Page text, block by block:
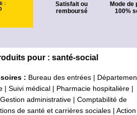
:
Satisfait ou
remboursé
Mode de
100%
pour : santé-social
: Bureau des entrées
Suivi médical Pharmacie hospitalière
Gestion administrative
Comptabilité de
de santé et carrières sociales
Action